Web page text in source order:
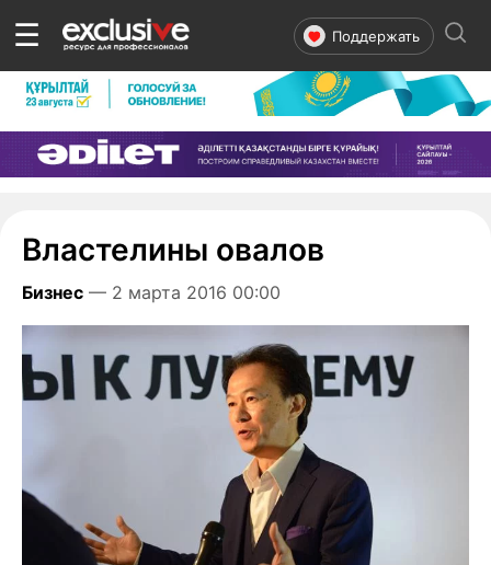
☰ Поддержать
Властелины овалов
Бизнес — 2 марта 2016 00:00